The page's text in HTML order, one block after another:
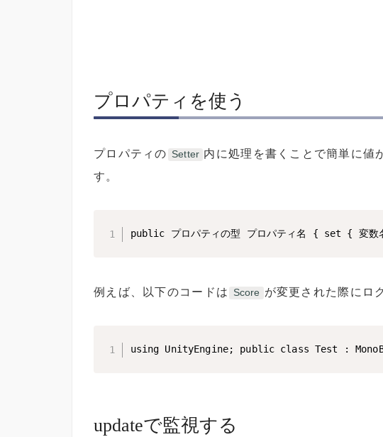
プロパティを使う
プロパティの Setter 内に処理を書くことで簡単に値
す。
public プロパティの型 プロパティ名 { set {
例えば、以下のコードは Score が変更された際にロ
using UnityEngine; public class Test :
updateで監視する